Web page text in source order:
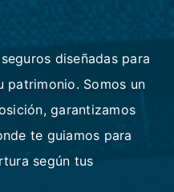
diseñadas para
Somos un
garantizamos
te guiamos para
según tus